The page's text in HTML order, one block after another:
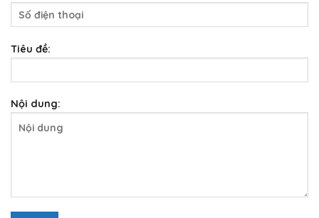
Tiêu đề:
Nội dung: